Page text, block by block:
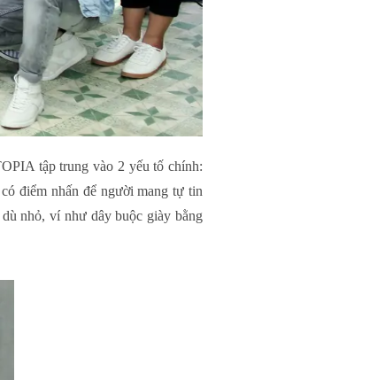
tập trung vào 2 yếu tố chính:
điểm nhấn để người mang tự tin
nhỏ, ví như dây buộc giày bằng